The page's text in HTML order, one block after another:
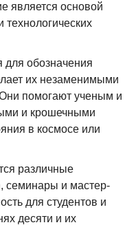
является основой
технологических
для обозначения
их незаменимыми
помогают ученым и
и крошечными
в космосе или
различные
семинары и мастер-
для студентов и
десяти и их